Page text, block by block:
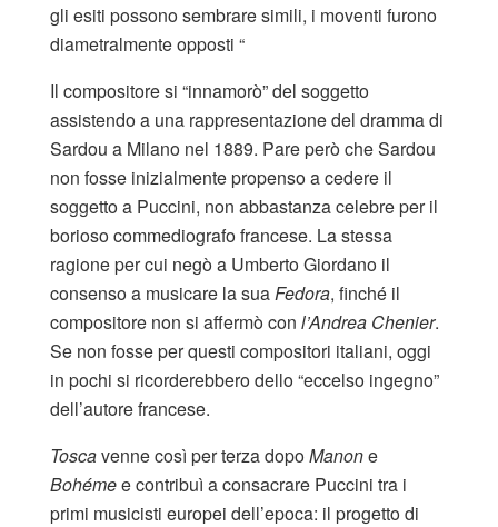
gli esiti possono sembrare simili, i moventi furono
diametralmente opposti “
Il compositore si “innamorò” del soggetto
assistendo a una rappresentazione del dramma di
Sardou a Milano nel 1889. Pare però che Sardou
non fosse inizialmente propenso a cedere il
soggetto a Puccini, non abbastanza celebre per il
borioso commediografo francese. La stessa
ragione per cui negò a Umberto Giordano il
consenso a musicare la suaFedora, finché il
compositore non si affermò con l’Andrea Chenier.
Se non fosse per questi compositori italiani, oggi
in pochi si ricorderebbero dello “eccelso ingegno”
dell’autore francese.
Toscavenne così per terza dopoManone
Bohémee contribuì a consacrare Puccini tra i
primi musicisti europei dell’epoca: il progetto di